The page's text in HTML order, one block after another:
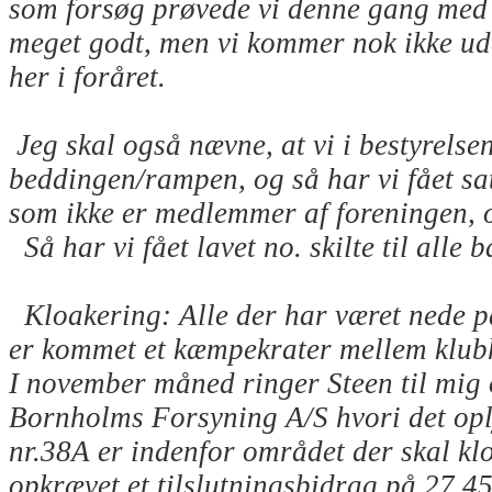
som forsøg prøvede vi denne gang
meget godt, men vi kommer nok ikke
her i foråret.
Jeg skal også nævne, at vi i
beddingen/rampen, og så har vi fået
som ikke er medlemmer af foreningen,
Så har vi fået lavet no. skilte til alle
Kloakering: Alle der har været nede
er kommet et kæmpekrater mellem
I november måned ringer Steen til
Bornholms Forsyning A/S hvori det
nr.38A er indenfor området der skal
opkrævet et tilslutningsbidrag på